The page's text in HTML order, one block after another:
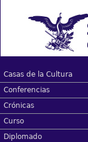
Casas de la Cultura
Conferencias
Crónicas
Curso
Diplomado